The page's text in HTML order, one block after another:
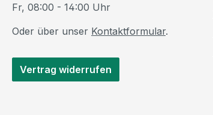
Fr, 08:00 - 14:00 Uhr
Oder über unser Kontaktformular.
Vertrag widerrufen